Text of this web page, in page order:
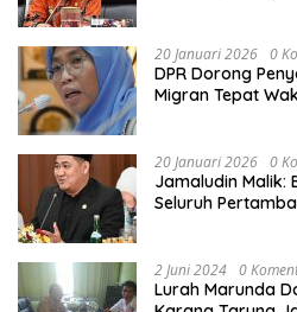
20 Januari 2026 0
DPR Dorong
Migran Tepat
20 Januari 2026 0
Jamaludin Malik:
Seluruh
2 Juni 2024 0
Lurah Marunda